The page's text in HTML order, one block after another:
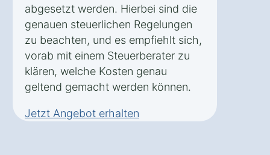
abgesetzt werden. Hierbei sind die
genauen steuerlichen Regelungen
zu beachten, und es empfiehlt sich,
vorab mit einem Steuerberater zu
klären, welche Kosten genau
geltend gemacht werden können.
Jetzt Angebot erhalten